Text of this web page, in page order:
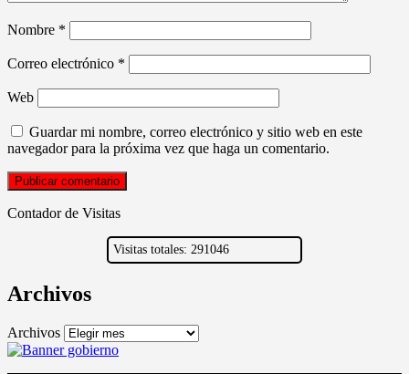
Nombre *
Correo electrónico *
Web
Guardar mi nombre, correo electrónico y sitio web en este
navegador para la próxima vez que haga un comentario.
Contador de Visitas
Visitas totales: 291046
Archivos
Archivos